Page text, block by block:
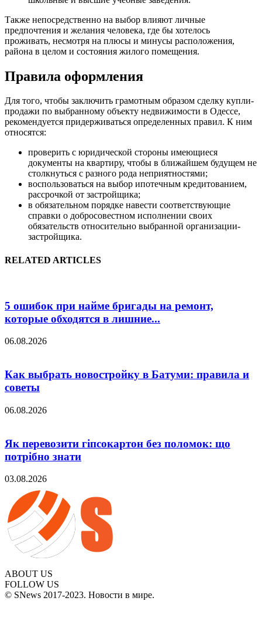
Также непосредственно на выбор влияют личные
предпочтения и желания человека, где бы хотелось
проживать, несмотря на плюсы и минусы расположения,
района в целом и состояния жилого помещения.
Правила оформления
Для того, чтобы заключить грамотным образом сделку купли-
продажи по выбранному объекту недвижимости в Одессе,
рекомендуется придерживаться определенных правил. К ним
относятся:
проверить с юридической стороны имеющиеся
документы на квартиру, чтобы в ближайшем будущем не
столкнуться с разного рода неприятностями;
воспользоваться на выбор ипотечным кредитованием,
рассрочкой от застройщика;
в обязательном порядке навести соответствующие
справки о добросовестном исполнении своих
обязательств относительно выбранной организации-
застройщика.
RELATED ARTICLES
5 ошибок при найме бригады на ремонт,
которые обходятся в лишние...
06.08.2026
Как выбрать новостройку в Батуми: правила и
советы
06.08.2026
Як перевозити гіпсокартон без поломок: що
потрібно знати
03.08.2026
ABOUT US
FOLLOW US
© SNews 2017-2023. Новости в мире.